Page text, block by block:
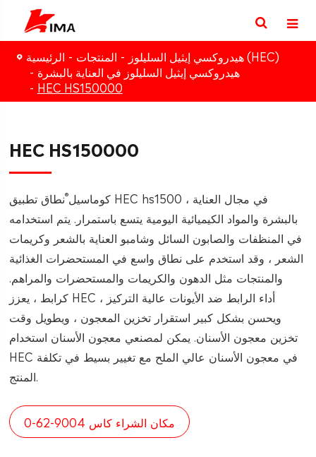
الرئيسية المنتجات
هيدروكسي إيثيل السليلوز (HEC)
هيدروكسي إيثيل السليلوز في العناية بالبشرة
HEC HS150000
HEC HS150000
كوماسيل®نطاق تطبيق HEC hs1500 ، في مجال العناية
بالبشرة والمواد الكيميائية اليومية يتسع باستمرار. يتم استخدامه
في المنظفات والصابون السائل وشامبو العناية بالشعر وكريمات
الشعر ، وقد استخدم على نطاق واسع في المستحضرات الغذائية
والمنتجات مثل الدهون والكريمات والمستحضرات والمراهم.
كرابط ، يعزز HEC أداء الرابط ضد الأيونات عالية التركيز ،
ويحسن بشكل كبير استقرار تخزين المعجون ، ويطويل وقت
تخزين معجون الأسنان. يمكن لمصنعي معجون الأسنان استخدام
HEC في معجون الأسنان عالي الملح مع تغيير بسيط في تكلفة
المنتج.
مكان الشراء كاس 9004-62-0